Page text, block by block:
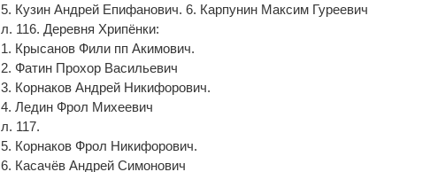
5. Кузин Андрей Епифанович. 6. Карпунин Максим Гуреевич
л. 116. Деревня Хрипёнки:
1. Крысанов Фили пп Акимович.
2. Фатин Прохор Васильевич
3. Корнаков Андрей Никифорович.
4. Ледин Фрол Михеевич
л. 117.
5. Корнаков Фрол Никифорович.
6. Касачёв Андрей Симонович